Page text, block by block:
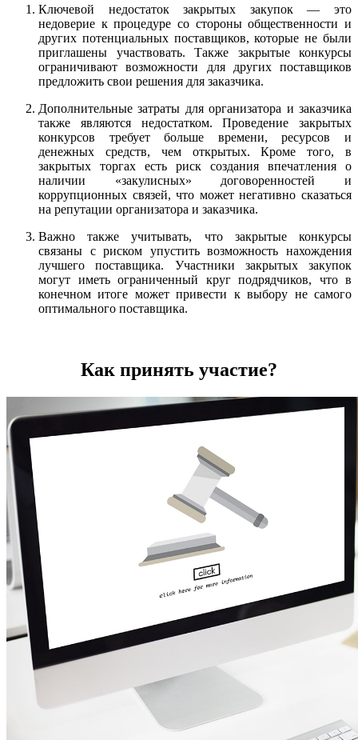
Ключевой недостаток закрытых закупок — это
недоверие к процедуре со стороны общественности и
других потенциальных поставщиков, которые не были
приглашены участвовать. Также закрытые конкурсы
ограничивают возможности для других поставщиков
предложить свои решения для заказчика.
Дополнительные затраты для организатора и заказчика
также являются недостатком. Проведение закрытых
конкурсов требует больше времени, ресурсов и
денежных средств, чем открытых. Кроме того, в
закрытых торгах есть риск создания впечатления о
наличии «закулисных» договоренностей и
коррупционных связей, что может негативно сказаться
на репутации организатора и заказчика.
Важно также учитывать, что закрытые конкурсы
связаны с риском упустить возможность нахождения
лучшего поставщика. Участники закрытых закупок
могут иметь ограниченный круг подрядчиков, что в
конечном итоге может привести к выбору не самого
оптимального поставщика.
Как принять участие?